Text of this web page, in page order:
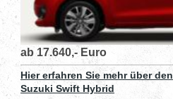
ab 17.640,- Euro
Hier erfahren Sie mehr über den
Suzuki Swift Hybrid